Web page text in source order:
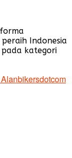
Indonesia
pada kategori